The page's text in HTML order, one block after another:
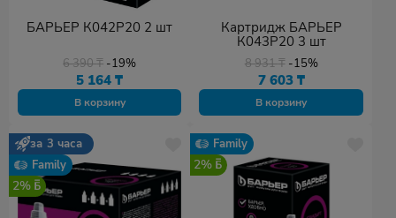
БАРЬЕР К042Р20 2 шт
6 390₸ -19%
5 164₸
В корзину
Картридж БАРЬЕР
К043Р20 3 шт
8 931₸ -15%
7 603 ₸
В корзину
за 3 часа
Family
2%
Family
2%